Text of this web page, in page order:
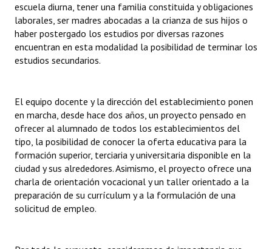
Antiguos Pobladores
Noticias Destacadas
Registros y Distinciones
Premio al Mérito - Registro
Audiencias Públicas - Registro
Mujeres que Dejaron Huellas - Registro
Periodistas Decanos - Registro
Ciudadano Ilustre - Registro
escuela diurna, tener una familia constituida y obligaciones
laborales, ser madres abocadas a la crianza de sus hijos o
haber postergado los estudios por diversas razones
encuentran en esta modalidad la posibilidad de terminar los
estudios secundarios.
El equipo docente y la dirección del establecimiento ponen
en marcha, desde hace dos años, un proyecto pensado en
ofrecer al alumnado de todos los establecimientos del
tipo, la posibilidad de conocer la oferta educativa para la
formación superior, terciaria y universitaria disponible en la
ciudad y sus alrededores. Asimismo, el proyecto ofrece una
charla de orientación vocacional y un taller orientado a la
preparación de su currículum y a la formulación de una
solicitud de empleo.